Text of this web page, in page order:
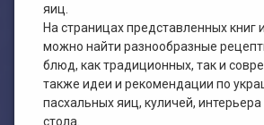
яиц.
На страницах представленных книг
можно найти разнообразные
блюд, как традиционных, так и
также идеи и рекомендации по
пасхальных яиц, куличей,
стола.